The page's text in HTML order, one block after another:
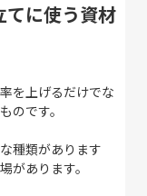
てに使う資材
を上げるだけでな
のです。
種類があります
があります。